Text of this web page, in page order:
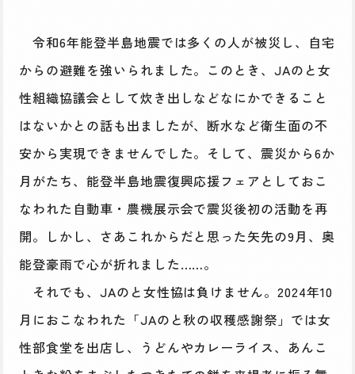
令和6年能登半島地震では多くの人が被災し、自宅
からの避難を強いられました。このとき、JAのと女
性組織協議会として炊き出しなどなにかできること
はないかとの話も出ましたが、断水など衛生面の不
安から実現できませんでした。そして、震災から6か
月がたち、能登半島地震復興応援フェアとしておこ
なわれた自動車・農機展示会で震災後初の活動を再
開。しかし、さあこれからだと思った矢先の9月、奥
能登豪雨で心が折れました……。
それでも、JAのと女性協は負けません。2024年10
月におこなわれた「JAのと秋の収穫感謝祭」では女
性部食堂を出店し、うどんやカレーライス、あんこ